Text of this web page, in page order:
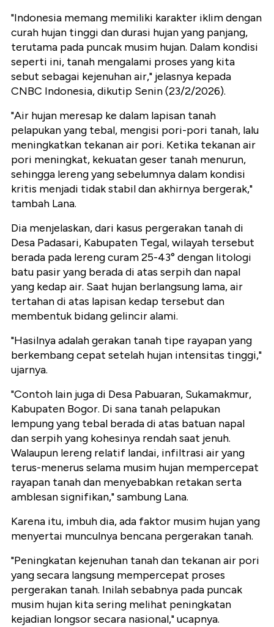
"Indonesia memang memiliki karakter iklim dengan
curah hujan tinggi dan durasi hujan yang panjang,
terutama pada puncak musim hujan. Dalam kondisi
seperti ini, tanah mengalami proses yang kita
sebut sebagai kejenuhan air," jelasnya kepada
CNBC Indonesia, dikutip Senin (23/2/2026).
"Air hujan meresap ke dalam lapisan tanah
pelapukan yang tebal, mengisi pori-pori tanah, lalu
meningkatkan tekanan air pori. Ketika tekanan air
pori meningkat, kekuatan geser tanah menurun,
sehingga lereng yang sebelumnya dalam kondisi
kritis menjadi tidak stabil dan akhirnya bergerak,"
tambah Lana.
Dia menjelaskan, dari kasus pergerakan tanah di
Desa Padasari, Kabupaten Tegal, wilayah tersebut
berada pada lereng curam 25-43° dengan litologi
batu pasir yang berada di atas serpih dan napal
yang kedap air. Saat hujan berlangsung lama, air
tertahan di atas lapisan kedap tersebut dan
membentuk bidang gelincir alami.
"Hasilnya adalah gerakan tanah tipe rayapan yang
berkembang cepat setelah hujan intensitas tinggi,"
ujarnya.
"Contoh lain juga di Desa Pabuaran, Sukamakmur,
Kabupaten Bogor. Di sana tanah pelapukan
lempung yang tebal berada di atas batuan napal
dan serpih yang kohesinya rendah saat jenuh.
Walaupun lereng relatif landai, infiltrasi air yang
terus-menerus selama musim hujan mempercepat
rayapan tanah dan menyebabkan retakan serta
amblesan signifikan," sambung Lana.
Karena itu, imbuh dia, ada faktor musim hujan yang
menyertai munculnya bencana pergerakan tanah.
"Peningkatan kejenuhan tanah dan tekanan air pori
yang secara langsung mempercepat proses
pergerakan tanah. Inilah sebabnya pada puncak
musim hujan kita sering melihat peningkatan
kejadian longsor secara nasional," ucapnya.